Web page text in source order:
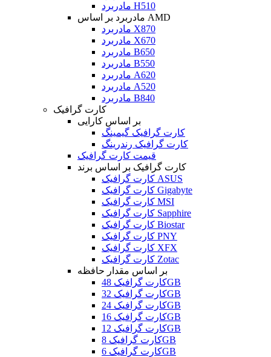
مادربرد H510
مادربرد بر اساس AMD
مادربرد X870
مادربرد X670
مادربرد B650
مادربرد B550
مادربرد A620
مادربرد A520
مادربرد B840
کارت گرافیک
بر اساس کارایی
کارت گرافیک گیمینگ
کارت گرافیک رندرینگ
قیمت کارت گرافیک
کارت گرافیک بر اساس برند
کارت گرافیک ASUS
کارت گرافیک Gigabyte
کارت گرافیک MSI
کارت گرافیک Sapphire
کارت گرافیک Biostar
کارت گرافیک PNY
کارت گرافیک XFX
کارت گرافیک Zotac
بر اساس مقدار حافظه
کارت گرافیک 48GB
کارت گرافیک 32GB
کارت گرافیک 24GB
کارت گرافیک 16GB
کارت گرافیک 12GB
کارت گرافیک 8GB
کارت گرافیک 6GB